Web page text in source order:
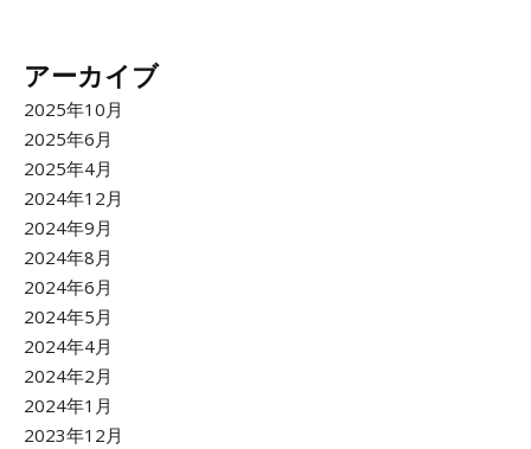
アーカイブ
2025年10月
2025年6月
2025年4月
2024年12月
2024年9月
2024年8月
2024年6月
2024年5月
2024年4月
2024年2月
2024年1月
2023年12月